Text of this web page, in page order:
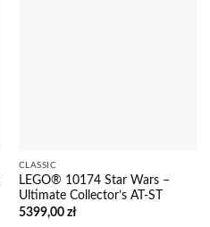
CLASSIC
LEGO® 10174 Star Wars –
Ultimate Collector’s AT-ST
5399,00 zł